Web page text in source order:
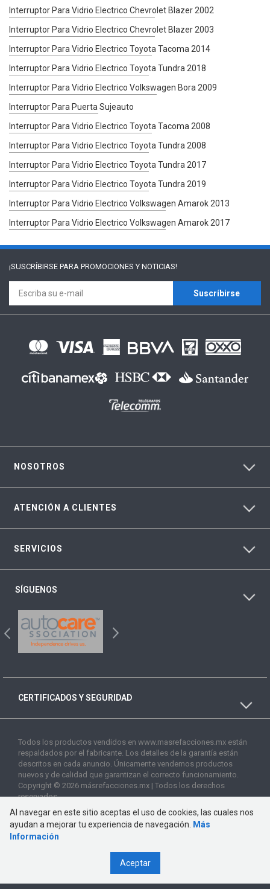
Interruptor Para Vidrio Electrico Chevrolet Blazer 2002
Interruptor Para Vidrio Electrico Chevrolet Blazer 2003
Interruptor Para Vidrio Electrico Toyota Tacoma 2014
Interruptor Para Vidrio Electrico Toyota Tundra 2018
Interruptor Para Vidrio Electrico Volkswagen Bora 2009
Interruptor Para Puerta Sujeauto
Interruptor Para Vidrio Electrico Toyota Tacoma 2008
Interruptor Para Vidrio Electrico Toyota Tundra 2008
Interruptor Para Vidrio Electrico Toyota Tundra 2017
Interruptor Para Vidrio Electrico Toyota Tundra 2019
Interruptor Para Vidrio Electrico Volkswagen Amarok 2013
Interruptor Para Vidrio Electrico Volkswagen Amarok 2017
¡SUSCRÍBIRSE PARA PROMOCIONES Y NOTICIAS!
Suscríbirse
NOSOTROS
ATENCIÓN A CLIENTES
SERVICIOS
SÍGUENOS
CERTIFICADOS Y SEGURIDAD
Todos los productos vendidos en www.masrefacciones.mx están
respaldados por el fabricante. Los detalles de la garantía están
descritos en cada anuncio. Únicamente vendemos productos
nuevos y de calidad que garantizan el correcto funcionamiento.
Copyright © 2026 másrefacciones.mx | Todos los derechos
reservados
Al navegar en este sitio aceptas el uso de cookies, las cuales nos
ayudan a mejorar tu experiencia de navegación.
Más
Información
Aceptar